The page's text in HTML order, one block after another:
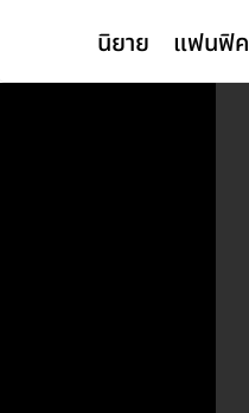
นิยาย แฟนฟิค